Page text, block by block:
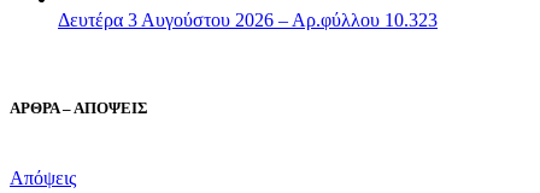
Δευτέρα 3 Αυγούστου 2026 – Αρ.φύλλου 10.323
ΑΡΘΡΑ – ΑΠΟΨΕΙΣ
Απόψεις